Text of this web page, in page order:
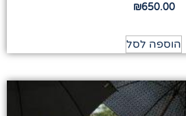
₪650.00
הוספה לסל